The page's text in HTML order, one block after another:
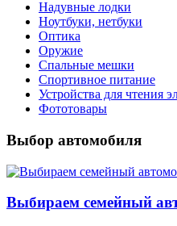
Надувные лодки
Ноутбуки, нетбуки
Оптика
Оружие
Спальные мешки
Спортивное питание
Устройства для чтения
Фототовары
Выбор автомобиля
Выбираем семейный